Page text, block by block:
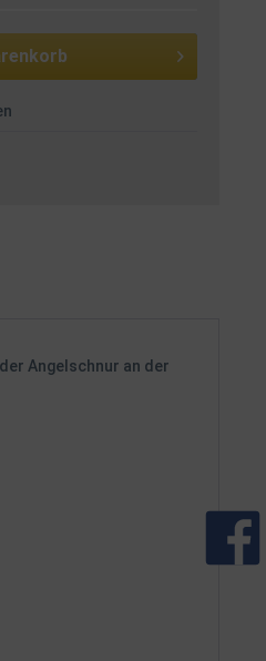
Angelschnur an der